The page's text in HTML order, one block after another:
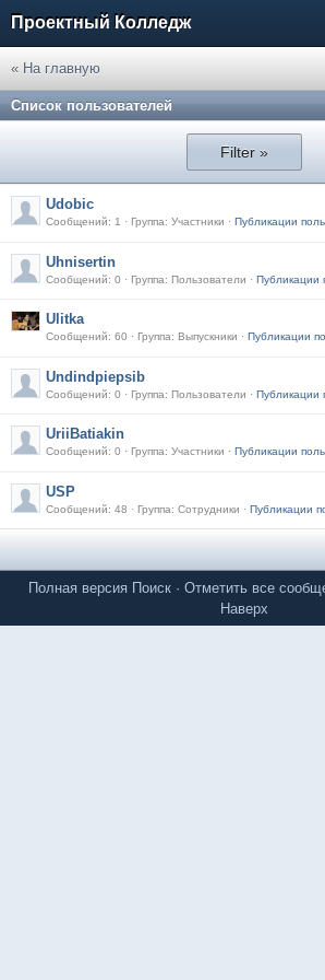
Проектный Колледж
« На главную
Список пользователей
Filter »
Udobic
Сообщений: 1 · Группа: Участники · Публикации
Uhnisertin
Сообщений: 0 · Группа: Пользователи · Публикации
Ulitka
Сообщений: 60 · Группа: Выпускники · Публикации
Undindpiepsib
Сообщений: 0 · Группа: Пользователи · Публикации
UriiBatiakin
Сообщений: 0 · Группа: Участники · Публикации
USP
Сообщений: 48 · Группа: Сотрудники · Публикации
Полная версия Поиск · Отметить все
Наверх